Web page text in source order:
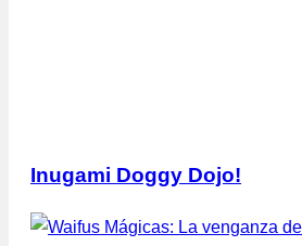
Inugami Doggy Dojo!